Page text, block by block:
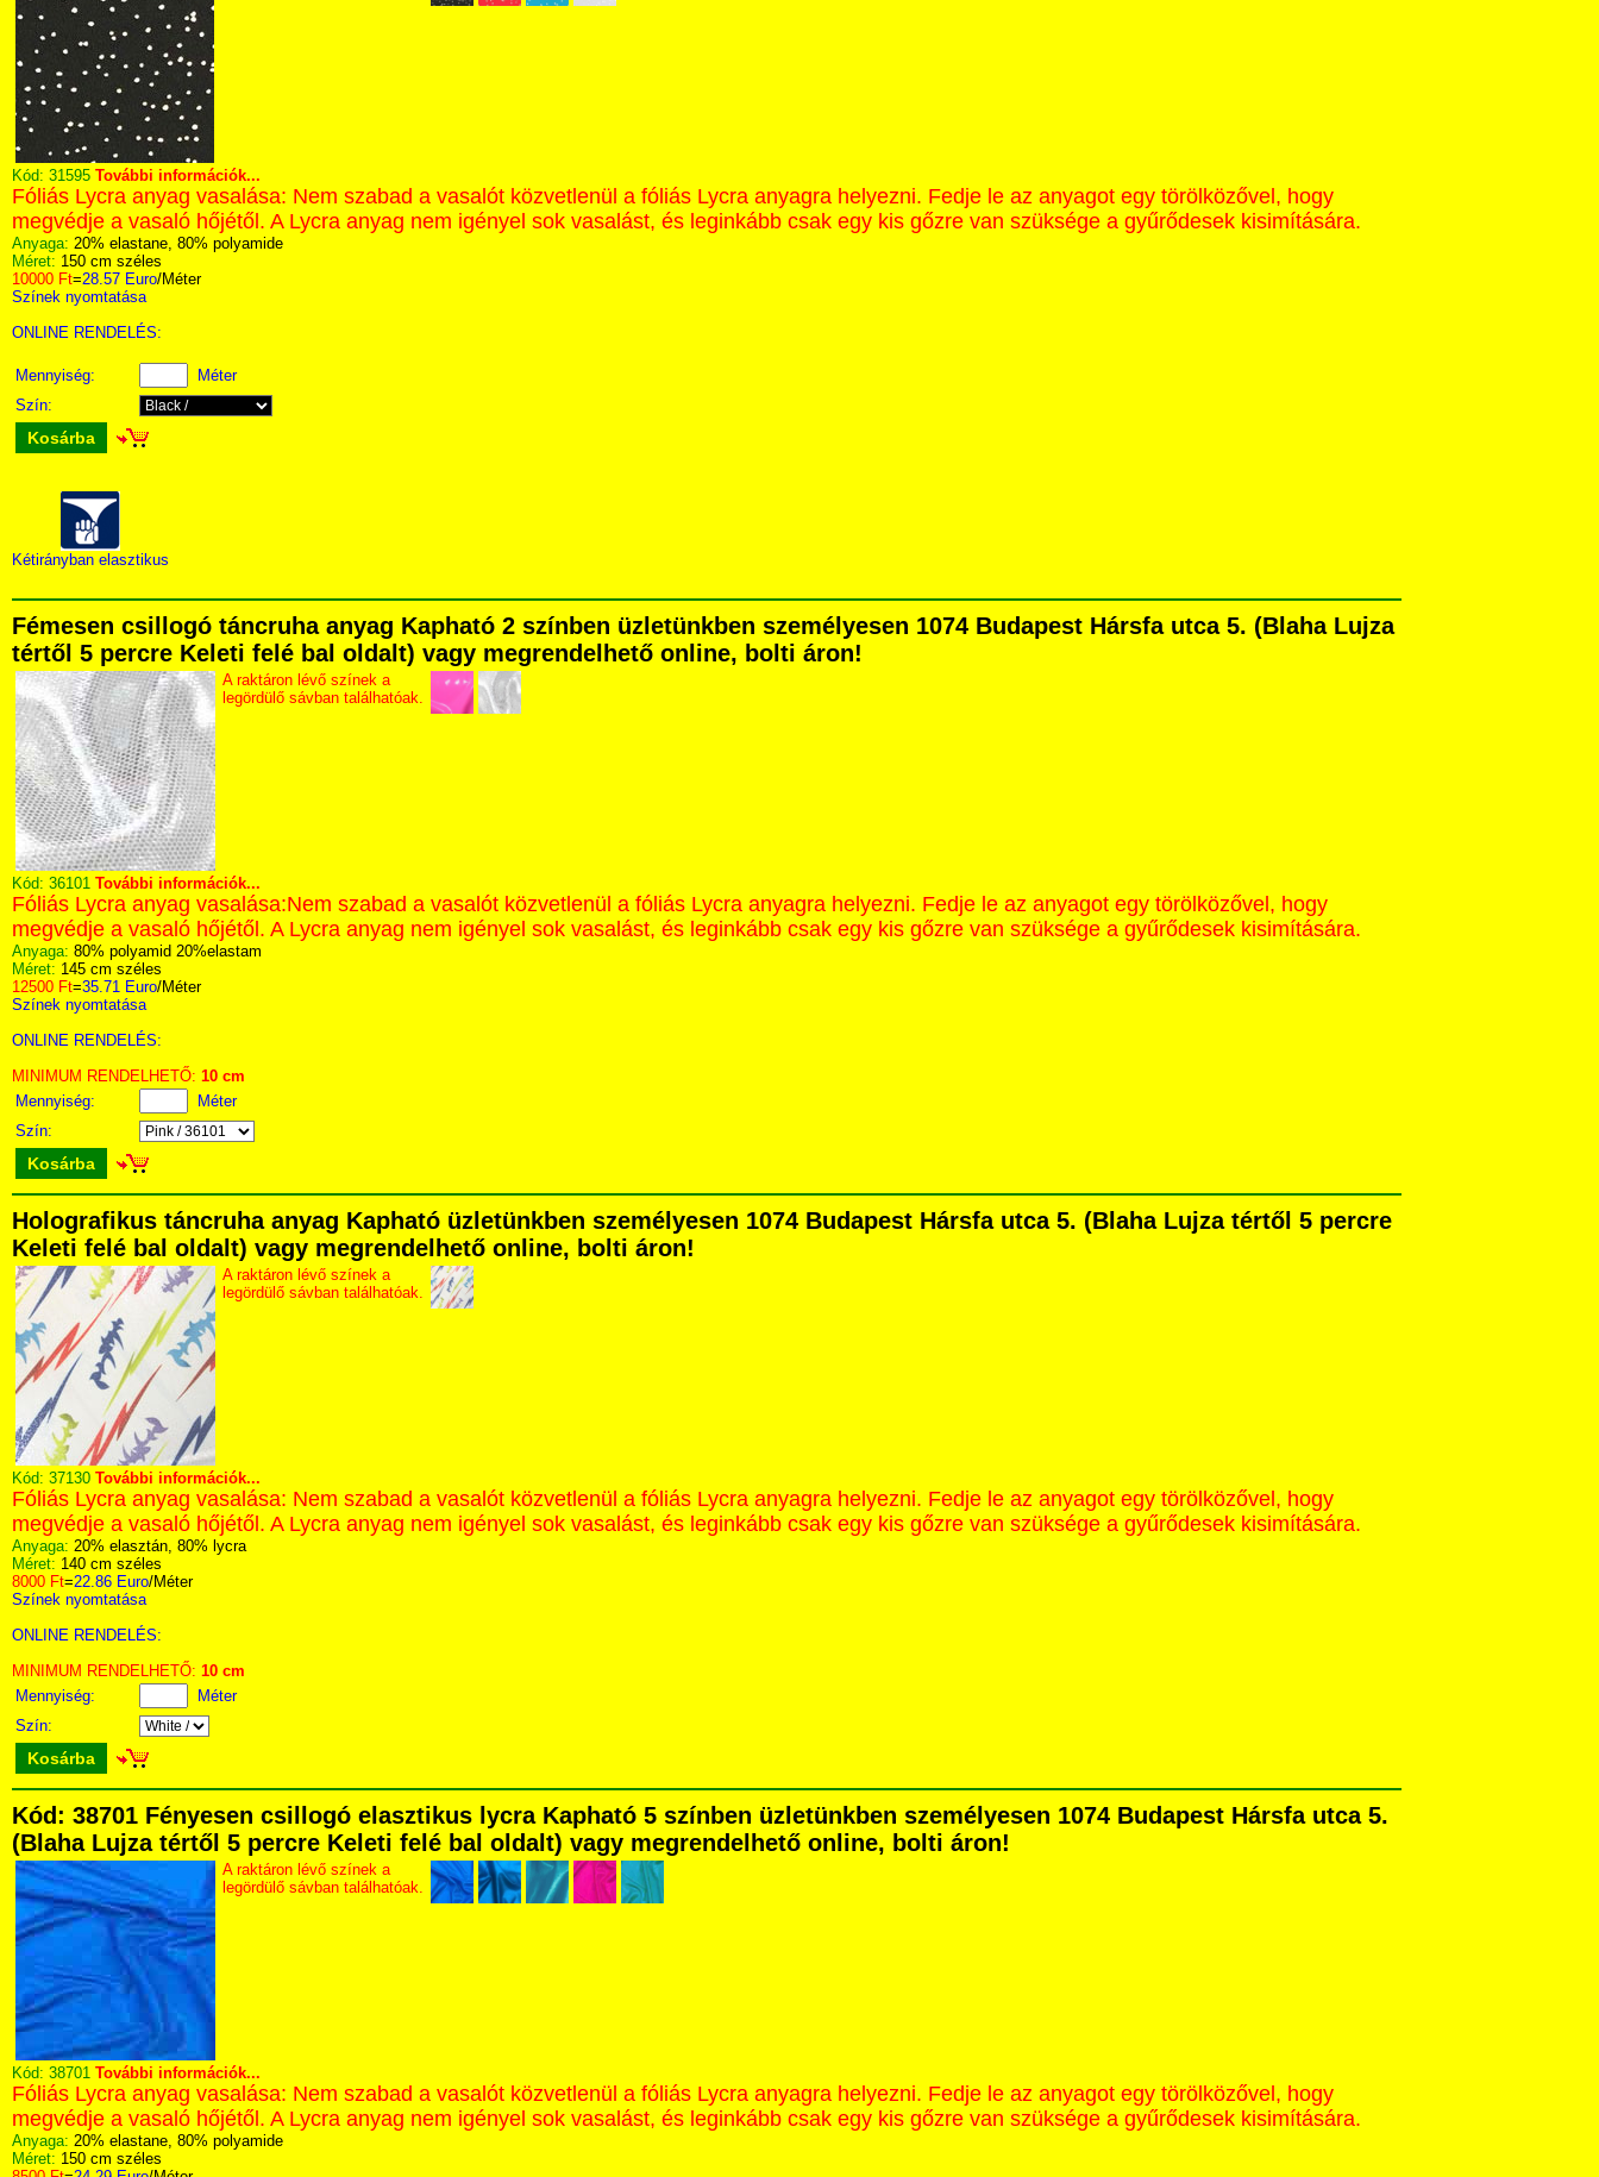
Kód: 31595 További információk...
Fóliás Lycra anyag vasalása: Nem szabad a vasalót közvetlenül a fóliás Lycra anyagra helyezni. Fedje le az anyagot egy törölközővel, hogy
megvédje a vasaló hőjétől. A Lycra anyag nem igényel sok vasalást, és leginkább csak egy kis gőzre van szüksége a gyűrődesek kisimítására.
Anyaga: 20% elastane, 80% polyamide
Méret: 150 cm széles
10000 Ft=28.57 Euro/Méter
Színek nyomtatása
ONLINE RENDELÉS:
Mennyiség:
Méter
Szín:
Kosárba
Kétirányban elasztikus
Fémesen csillogó táncruha anyag Kapható 2 színben üzletünkben személyesen 1074 Budapest Hársfa utca 5. (Blaha Lujza
tértől 5 percre Keleti felé bal oldalt) vagy megrendelhető online, bolti áron!
A raktáron lévő színek a
legördülő sávban találhatóak.
Kód: 36101 További információk...
Fóliás Lycra anyag vasalása:Nem szabad a vasalót közvetlenül a fóliás Lycra anyagra helyezni. Fedje le az anyagot egy törölközővel, hogy
megvédje a vasaló hőjétől. A Lycra anyag nem igényel sok vasalást, és leginkább csak egy kis gőzre van szüksége a gyűrődesek kisimítására.
Anyaga: 80% polyamid 20%elastam
Méret: 145 cm széles
12500 Ft=35.71 Euro/Méter
Színek nyomtatása
ONLINE RENDELÉS:
MINIMUM RENDELHETŐ: 10 cm
Mennyiség:
Méter
Szín:
Kosárba
Holografikus táncruha anyag Kapható üzletünkben személyesen 1074 Budapest Hársfa utca 5. (Blaha Lujza tértől 5 percre
Keleti felé bal oldalt) vagy megrendelhető online, bolti áron!
A raktáron lévő színek a
legördülő sávban találhatóak.
Kód: 37130 További információk...
Fóliás Lycra anyag vasalása: Nem szabad a vasalót közvetlenül a fóliás Lycra anyagra helyezni. Fedje le az anyagot egy törölközővel, hogy
megvédje a vasaló hőjétől. A Lycra anyag nem igényel sok vasalást, és leginkább csak egy kis gőzre van szüksége a gyűrődesek kisimítására.
Anyaga: 20% elasztán, 80% lycra
Méret: 140 cm széles
8000 Ft=22.86 Euro/Méter
Színek nyomtatása
ONLINE RENDELÉS:
MINIMUM RENDELHETŐ: 10 cm
Mennyiség:
Méter
Szín:
Kosárba
Kód: 38701 Fényesen csillogó elasztikus lycra Kapható 5 színben üzletünkben személyesen 1074 Budapest Hársfa utca 5.
(Blaha Lujza tértől 5 percre Keleti felé bal oldalt) vagy megrendelhető online, bolti áron!
A raktáron lévő színek a
legördülő sávban találhatóak.
Kód: 38701 További információk...
Fóliás Lycra anyag vasalása: Nem szabad a vasalót közvetlenül a fóliás Lycra anyagra helyezni. Fedje le az anyagot egy törölközővel, hogy
megvédje a vasaló hőjétől. A Lycra anyag nem igényel sok vasalást, és leginkább csak egy kis gőzre van szüksége a gyűrődesek kisimítására.
Anyaga: 20% elastane, 80% polyamide
Méret: 150 cm széles